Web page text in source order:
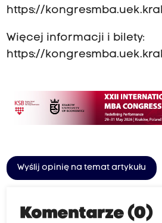
https://
Więcej informacji i bilety:
https://
Wyślij opinię na temat artykułu
Komentarze (0)